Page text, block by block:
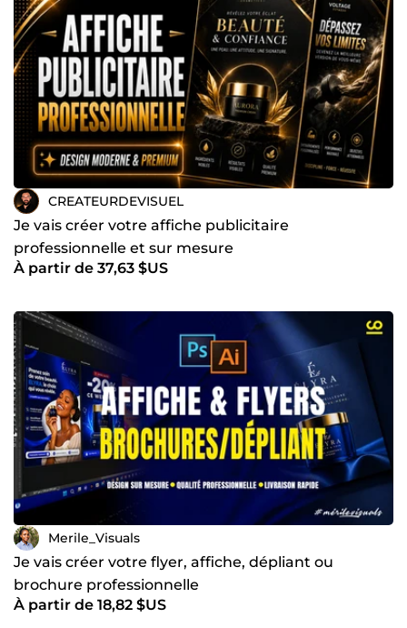
CREATEURDEVISUEL
Je vais créer votre affiche publicitaire
professionnelle et sur mesure
À partir de 37,63 $US
Merile_Visuals
Je vais créer votre flyer, affiche, dépliant ou
brochure professionnelle
À partir de 18,82 $US